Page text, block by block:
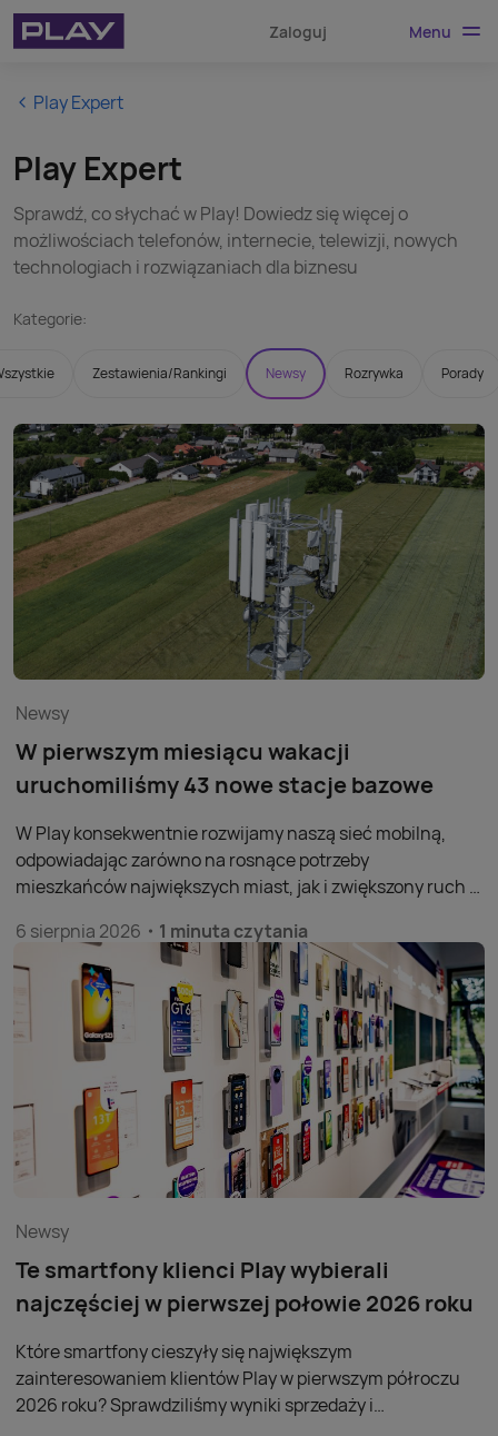
Zaloguj Menu
Play Expert
Play Expert
Sprawdź, co słychać w Play! Dowiedz się więcej o
możliwościach telefonów, internecie, telewizji, nowych
technologiach i rozwiązaniach dla biznesu
Kategorie:
Zestawienia/Rankingi Newsy Rozrywka Porady
Newsy
W pierwszym miesiącu wakacji
uruchomiliśmy 43 nowe stacje bazowe
W Play konsekwentnie rozwijamy naszą sieć mobilną,
odpowiadając zarówno na rosnące potrzeby
mieszkańców największych miast, jak i zwiększony ruch w
W lipcu uruchomiliśmy 43 nowe stacje bazowe, co czyni
ten miesiąc trzecim najlepszym pod względem tempa
rozbudowy sieci od początku 2026 roku. Łącznie od
stycznia sieć Play w 2026 roku powiększyła się już o 284
nowe stacje bazowe.
6 sierpnia 2026 1 minuta czytania
Newsy
Te smartfony klienci Play wybierali
najczęściej w pierwszej połowie 2026 roku
Które smartfony cieszyły się największym
zainteresowaniem klientów Play w pierwszym półroczu
2026 roku? Sprawdziliśmy wyniki sprzedaży i